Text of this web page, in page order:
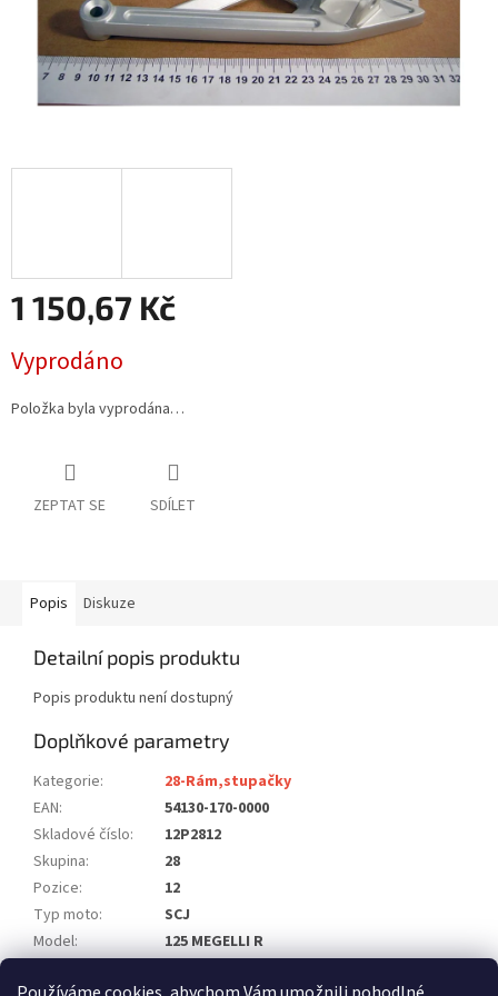
1 150,67 Kč
cena:
Vyprodáno
Položka byla vyprodána…
ZEPTAT SE SDÍLET
Popis Diskuze
Detailní popis produktu
Popis produktu není dostupný
Doplňkové parametry
Kategorie:
28-Rám,stupačky
EAN:
54130-170-0000
Skladové číslo:
12P2812
Skupina:
28
Pozice:
12
Typ moto:
SCJ
Model:
125 MEGELLI R